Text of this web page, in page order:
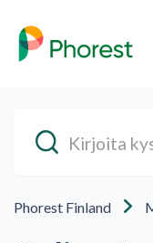
Phorest Finland